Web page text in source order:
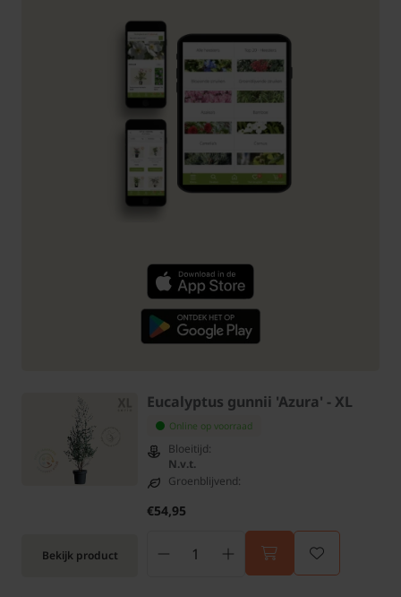
Bekijk product
Eucalyptus gunnii 'Azura' - XL
Online op voorraad
Bloeitijd:
N.v.t.
Groenblijvend:
€54,95